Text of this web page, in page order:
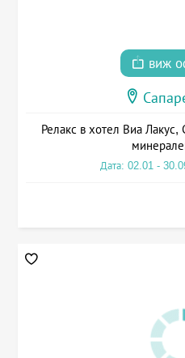
виж
Релакс в хотел Виа Лакус,
Дата: 02.01 -